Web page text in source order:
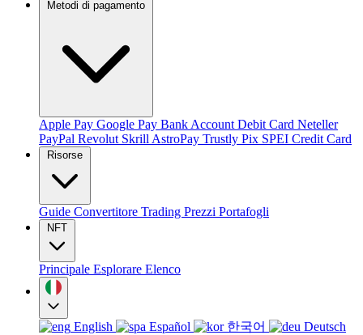
Metodi di pagamento
Apple Pay Google Pay Bank Account Debit Card Neteller
PayPal Revolut Skrill AstroPay Trustly Pix SPEI Credit Card
Risorse
Guide Convertitore Trading Prezzi Portafogli
NFT
Principale Esplorare Elenco
English Español 한국어
Deutsch